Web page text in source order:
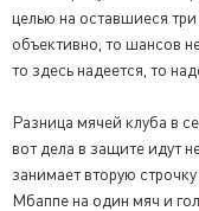
целью на оставшиеся
объективно, то шансов
то здесь надеется, то
Разница мячей клуба в
вот дела в защите идут
занимает вторую
Мбаппе на один мяч и